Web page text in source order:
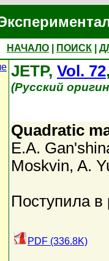
НАЧАЛО ПОИСК
JETP, Vol. 72
(Русский
Quadratic
E.A.
Moskvin, A.
Поступила
PDF (336.8K)